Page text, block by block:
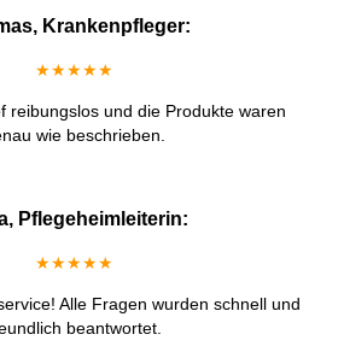
Krankenpfleger:
★★★★★
reibungslos und die Produkte waren
wie beschrieben.
Pflegeheimleiterin:
★★★★★
Alle Fragen wurden schnell und
beantwortet.